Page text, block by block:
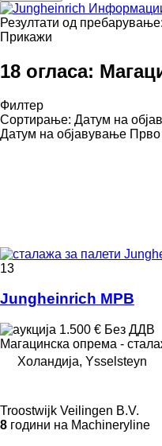
Резултати од пребарување:
Прикажи
18 огласа:
Филтер
Сортирање: Датум на
Датум на објавување Прво
13
Jungheinrich MPB
1.500 € Без ДДВ
Магацинска опрема -
Холандија, Ysselsteyn
Troostwijk Veilingen B.V.
8 години на Machineryline